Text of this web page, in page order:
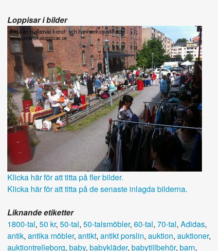
Loppisar i bilder
Klicka här för att titta på fler bilder.
Klicka här för att titta på de senaste inlagda bilderna.
Liknande etiketter
1800-tal, 50 kr, 50-tal, 50-talsmöbler, 60-tal, 70-tal, Adidas,
antik, antika möbler, antikt, antikt porslin, auktion, auktioner,
auktiontrelleborg, baby, babykläder, babytillbehör, barn,